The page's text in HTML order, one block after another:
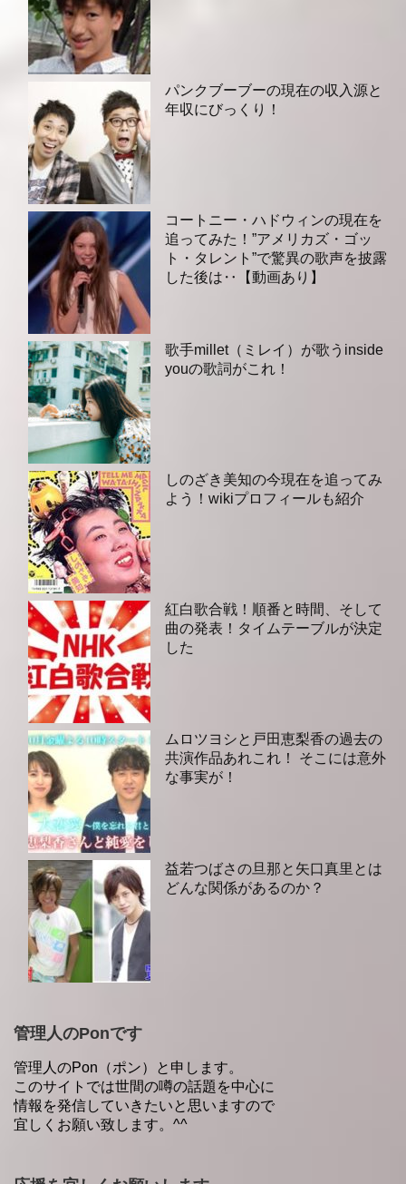
パンクブーブーの現在の収入源と
年収にびっくり！
コートニー・ハドウィンの現在を
追ってみた！”アメリカズ・ゴッ
ト・タレント”で驚異の歌声を披露
した後は‥【動画あり】
歌手millet（ミレイ）が歌うinside
youの歌詞がこれ！
しのざき美知の今現在を追ってみ
よう！wikiプロフィールも紹介
紅白歌合戦！順番と時間、そして
曲の発表！タイムテーブルが決定
した
ムロツヨシと戸田恵梨香の過去の
共演作品あれこれ！ そこには意外
な事実が！
益若つばさの旦那と矢口真里とは
どんな関係があるのか？
管理人のPonです
管理人のPon（ポン）と申します。
このサイトでは世間の噂の話題を中心に
情報を発信していきたいと思いますので
宜しくお願い致します。^^